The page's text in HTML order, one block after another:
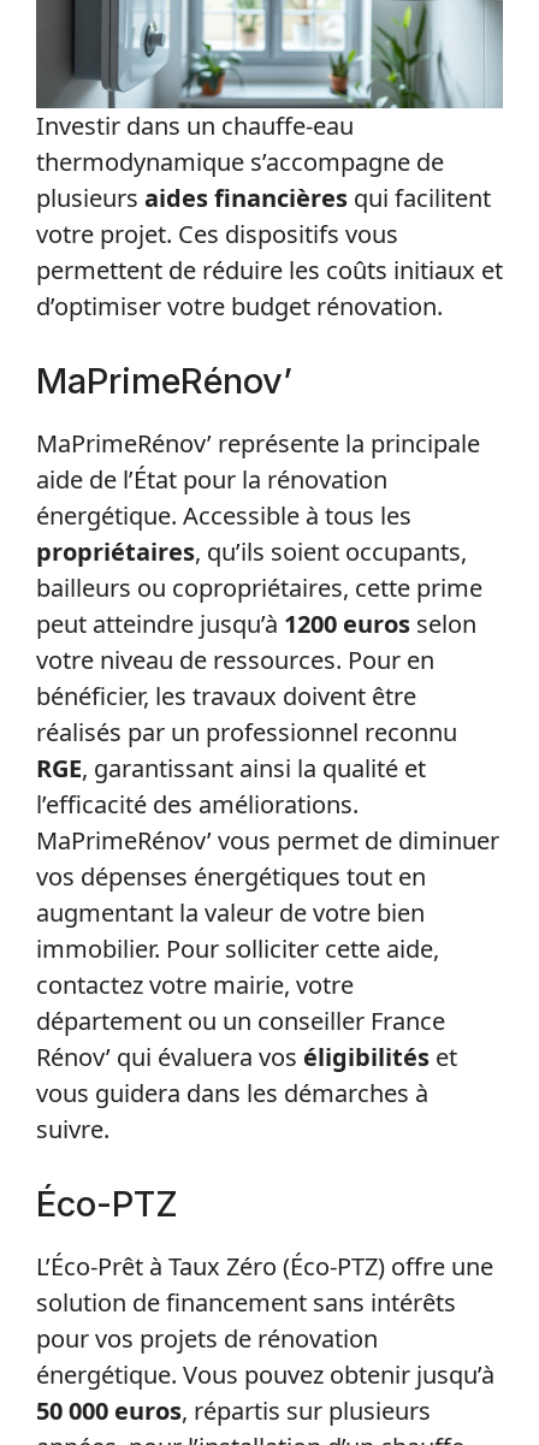
Investir dans un chauffe-eau
thermodynamique s’accompagne de
plusieurs aides financières qui facilitent
votre projet. Ces dispositifs vous
permettent de réduire les coûts initiaux et
d’optimiser votre budget rénovation.
MaPrimeRénov’
MaPrimeRénov’ représente la principale
aide de l’État pour la rénovation
énergétique. Accessible à tous les
propriétaires, qu’ils soient occupants,
bailleurs ou copropriétaires, cette prime
peut atteindre jusqu’à 1200 euros selon
votre niveau de ressources. Pour en
bénéficier, les travaux doivent être
réalisés par un professionnel reconnu
RGE, garantissant ainsi la qualité et
l’efficacité des améliorations.
MaPrimeRénov’ vous permet de diminuer
vos dépenses énergétiques tout en
augmentant la valeur de votre bien
immobilier. Pour solliciter cette aide,
contactez votre mairie, votre
département ou un conseiller France
Rénov’ qui évaluera vos éligibilités et
vous guidera dans les démarches à
suivre.
Éco-PTZ
L’Éco-Prêt à Taux Zéro (Éco-PTZ) offre une
solution de financement sans intérêts
pour vos projets de rénovation
énergétique. Vous pouvez obtenir jusqu’à
50 000 euros, répartis sur plusieurs